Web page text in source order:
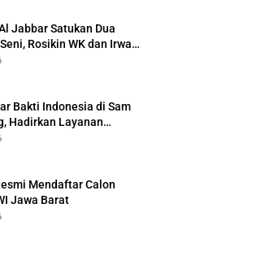
Jabbar Satukan Dua
Rosikin WK dan Irwan
Pertunjukan Kolosal
Bakti Indonesia di Sam
Hadirkan Layanan
Gratis dan Dialog
Mendaftar Calon
Jawa Barat